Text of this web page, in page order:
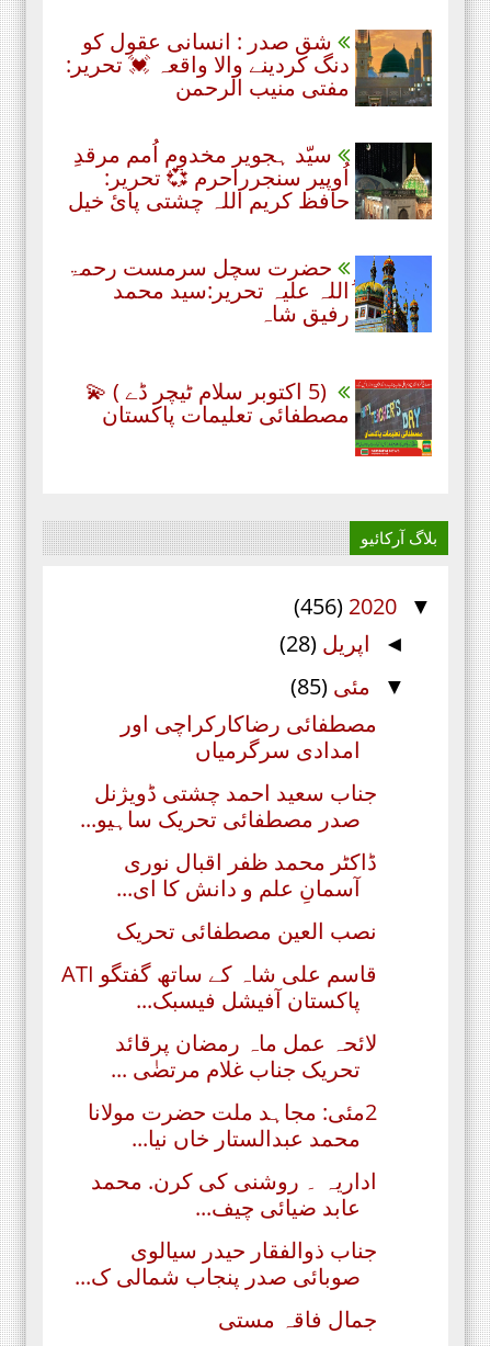
شق صدر : انسانی عقول کو
دنگ کردینے والا واقعہ 💓 تحریر:
مفتی منیب الرحمن
سیّد ہجویر مخدوم اُمم مرقدِ
اُوپیر سنجرراحرم 💞 تحریر:
حافظ کریم اللہ چشتی پائ خیل
حضرت سچل سرمست رحمۃ
ُاللہ علیہ تحریر:سید محمد
رفیق شاہ
(5 اکتوبر سلام ٹیچر ڈے ) 💫
مصطفائی تعلیمات پاکستان
بلاگ آرکائیو
▼
2020
(456)
◄ اپریل (28)
▼ مئی (85)
مصطفائی رضاکارکراچی اور
امدادی سرگرمیاں
جناب سعید احمد چشتی ڈویژنل
صدر مصطفائی تحریک ساہیو...
ڈاکٹر محمد ظفر اقبال نوری
آسمانِ علم و دانش کا ای...
نصب العین مصطفائی تحریک
قاسم علی شاہ کے ساتھ گفتگو ATI
پاکستان آفیشل فیسبک...
لائحہ عمل ماہ رمضان پرقائد
تحریک جناب غلام مرتضٰی ...
2مئی: مجاہد ملت حضرت مولانا
محمد عبدالستار خاں نیا...
اداریہ ۔ روشنی کی کرن. محمد
عابد ضیائی چیف...
جناب ذوالفقار حیدر سیالوی
صوبائی صدر پنجاب شمالی ک...
جمال فاقہ مستی